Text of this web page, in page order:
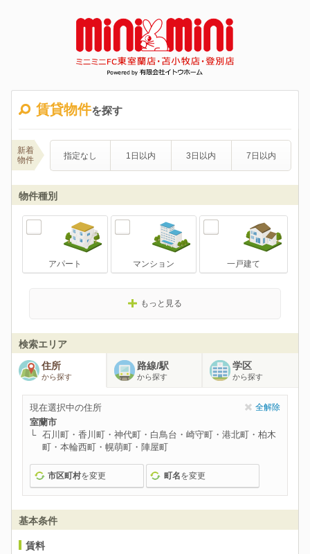
賃貸物件を探す
新着
物件
指定なし 1日以内 3日以内 7日以内
物件種別
アパート マンション 一戸建て
もっと見る
検索エリア
住所
から探す
路線/駅
から探す
学区
から探す
現在選択中の住所 全解除
室蘭市
石川町・香川町・神代町・白鳥台・崎守町・港北町・柏木
町・本輪西町・幌萌町・陣屋町
市区町村を変更 町名を変更
基本条件
賃料